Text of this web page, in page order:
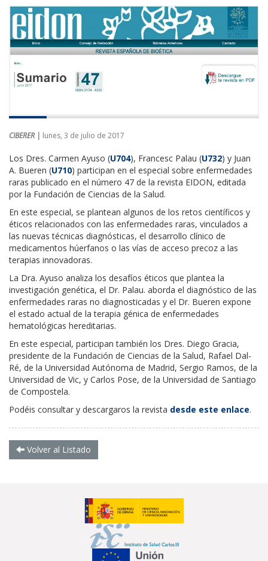
CIBERER | lunes, 3 de julio de 2017
Los Dres. Carmen Ayuso (U704), Francesc Palau (U732) y Juan
A. Bueren (U710) participan en el especial sobre enfermedades
raras publicado en el número 47 de la revista EIDON, editada
por la Fundación de Ciencias de la Salud.
En este especial, se plantean algunos de los retos científicos y
éticos relacionados con las enfermedades raras, vinculados a
las nuevas técnicas diagnósticas, el desarrollo clínico de
medicamentos húerfanos o las vías de acceso precoz a las
terapias innovadoras.
La Dra. Ayuso analiza los desafíos éticos que plantea la
investigación genética, el Dr. Palau. aborda el diagnóstico de las
enfermedades raras no diagnosticadas y el Dr. Bueren expone
el estado actual de la terapia génica de enfermedades
hematológicas hereditarias.
En este especial, participan también los Dres. Diego Gracia,
presidente de la Fundación de Ciencias de la Salud, Rafael Dal-
Ré, de la Universidad Autónoma de Madrid, Sergio Ramos, de la
Universidad de Vic, y Carlos Pose, de la Universidad de Santiago
de Compostela.
Podéis consultar y descargaros la revista desde este enlace.
Volver al Listado